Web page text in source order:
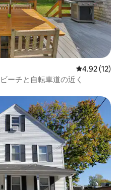
レビュー12
4.92 (12)
ーチと自転車道の近く